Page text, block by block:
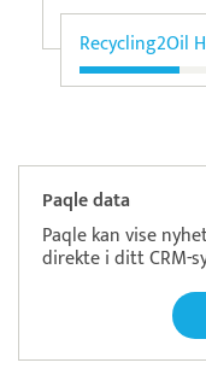
Recycling2Oil
Paqle data
Paqle kan vise
direkte i ditt CRM-